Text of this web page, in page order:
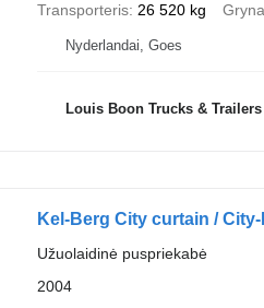
Transporteris 26 520 kg
Nyderlandai, Goes
Louis Boon Trucks &
Kel-Berg City curtain /
Užuolaidinė puspriekabė
2004